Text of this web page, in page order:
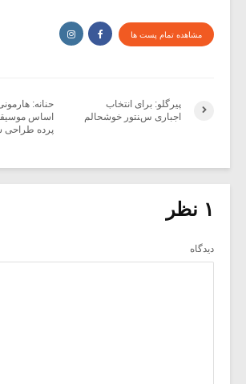
مشاهده تمام پست ها
حنانه:
پرده
پیرگلو: برای انتخاب
اجباری سنتور خوشحالم
۱ نظر
دیدگاه